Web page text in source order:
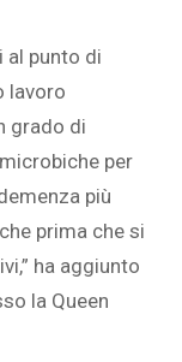
al punto di
lavoro
grado di
per
più
prima che si
ha aggiunto
la Queen